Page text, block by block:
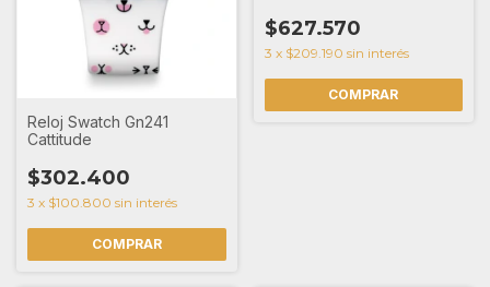
Reloj Swatch Gn241
Cattitude
$302.400
3 x $100.800 sin interés
$627.570
3 x $209.190 sin interés